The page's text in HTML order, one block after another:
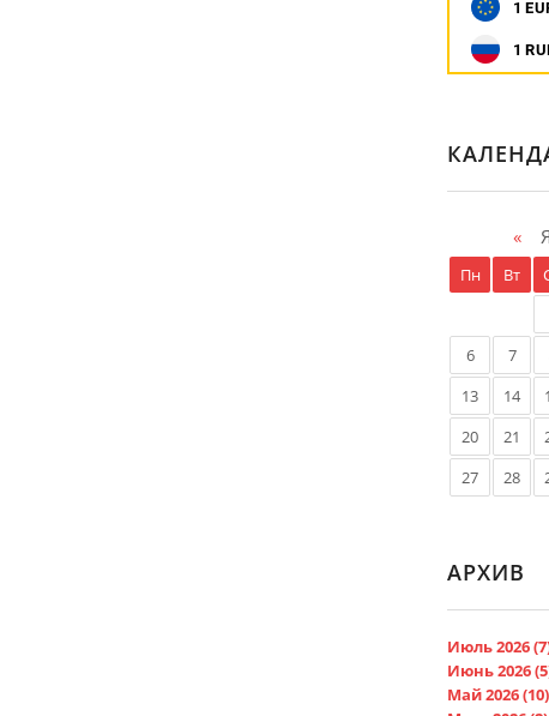
«
Пн Вт
6
7
13
14
20
21
27
28
АРХИВ
Июль 2026
Июнь 2026
Май 2026 (10)